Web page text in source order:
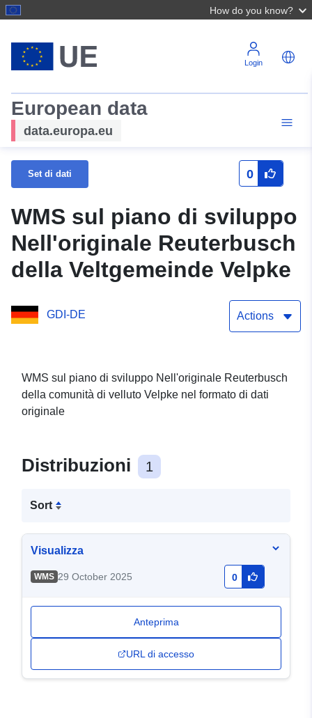
How do you know?
Login
European data
data.europa.eu
Set di dati 0
WMS sul piano di sviluppo
Nell'originale Reuterbusch
della Veltgemeinde Velpke
GDI-DE Actions
WMS sul piano di sviluppo Nell'originale Reuterbusch
della comunità di velluto Velpke nel formato di dati
originale
Distribuzioni 1
Sort
Visualizza
WMS 29 October 2025 0
Anteprima
URL di accesso